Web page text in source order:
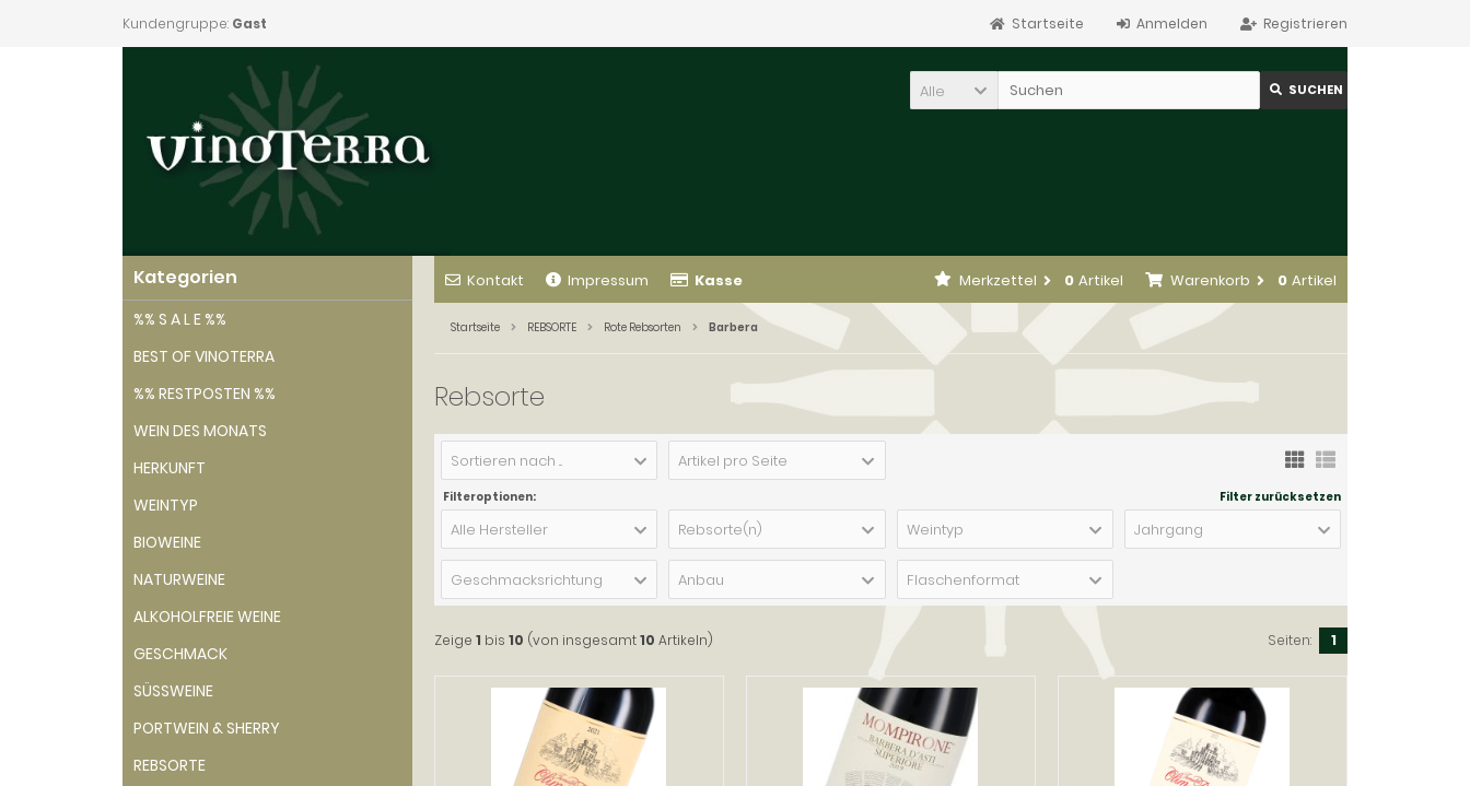
Kundengruppe: Gast Registrieren
Anmelden
Startseite
Alle SUCHEN
Kontakt Impressum Kasse Warenkorb 0 Artikel
Merkzettel 0 Artikel
Startseite REBSORTE Rote Rebsorten Barbera
Rebsorte
Sortieren nach ... Artikel pro Seite
Filteroptionen: Filter zurücksetzen
Alle Hersteller Rebsorte(n) Weintyp Jahrgang
Geschmacksrichtung Anbau Flaschenformat
Zeige 1 bis 10 (von insgesamt10 Artikeln) Seiten: 1
Kategorien
%% S A L E %%
BEST OF VINOTERRA
%% RESTPOSTEN %%
WEIN DES MONATS
HERKUNFT
WEINTYP
BIOWEINE
NATURWEINE
ALKOHOLFREIE WEINE
GESCHMACK
SÜSSWEINE
PORTWEIN & SHERRY
REBSORTE